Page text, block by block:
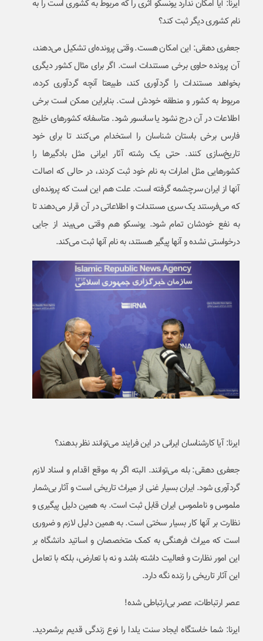
ایرنا: آیا امکان ندارد یونسکو اثری را که مربوط به کشوری است را به
نام کشوری دیگر ثبت کند؟
جعفری دهقی: این امکان هست. وقتی پرونده‌ای تشکیل می‌دهند،
آن پرونده حاوی برخی مستندات است. اگر برای مثال کشور دیگری
بخواهد مستندات را گردآوری کند، طبیعتا آنچه گردآوری کرده،
مربوط به کشور و منطقه خودش است. بنابراین ممکن است برخی
اطلاعات در آن درج نشود یا سانسور شود. متاسفانه کشورهای خلیج
فارس برخی باستان شناسان را استخدام می‌کنند تا برای خود
تاریخ‌سازی کنند. حتی یک رشته آثار ایرانی مثل بادگیرها را
کشورهایی مثل امارات به نام خود ثبت کردند، در حالی که اصالت
آنها از ایران سرچشمه گرفته است. علت هم این است که پرونده‌ای
که می‌فرستند یک سری مستندات و اطلاعاتی در آن قرار می‌دهند تا
به نفع خودشان تمام شود. یونسکو هم وقتی می‌بیند از جایی
درخواستی نشده و آنها پیگیر هستند، به نام آنها ثبت می‌کند.
ایرنا: آیا کارشناسان ایرانی در این فرایند می‌توانند نظر بدهند؟
جعفری دهقی: بله می‌توانند. البته اگر به موقع اقدام و اسناد لازم
گردآوری شود. ایران بسیار غنی از میراث تاریخی است و آثار بی‌شمار
ملموس و ناملموس ایران قابل ثبت است. به همین دلیل پیگیری و
نظارت بر آنها کار بسیار سختی است. به همین دلیل لازم و ضروری
است که میراث فرهنگی به کمک متخصصان و اساتید دانشگاه بر
این امور نظارت و فعالیت داشته باشد و نه با تعارض، بلکه با تعامل
این آثار تاریخی را زنده نگه دارد.
عصر ارتباطات، عصر بی‌ارتباطی شده!
ایرنا: شما خاستگاه ایجاد سنت یلدا را نوع زندگی قدیم برشمردید.